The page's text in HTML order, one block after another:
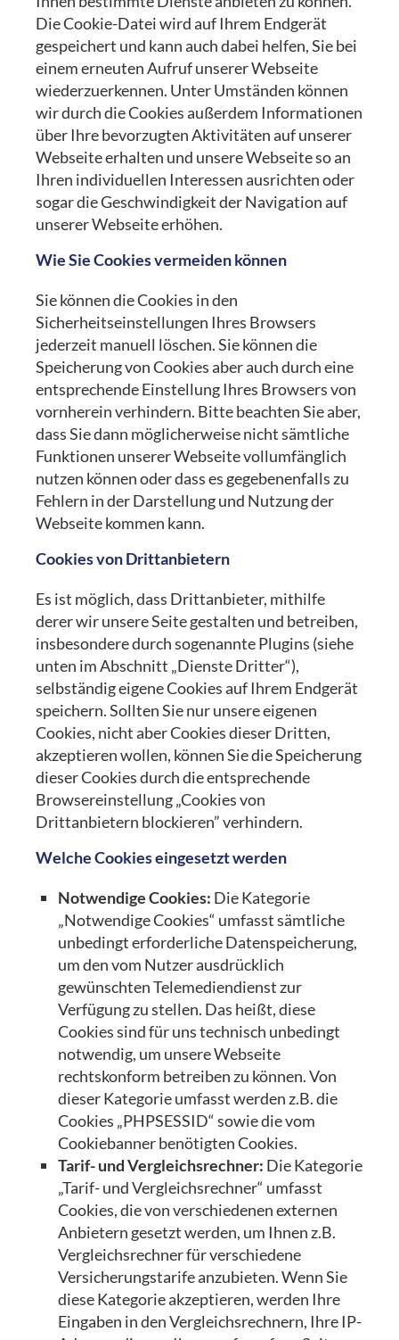
Die Cookie-Datei wird auf Ihrem Endgerät
gespeichert und kann auch dabei helfen, Sie bei
einem erneuten Aufruf unserer Webseite
wiederzuerkennen. Unter Umständen können
wir durch die Cookies außerdem Informationen
über Ihre bevorzugten Aktivitäten auf unserer
Webseite erhalten und unsere Webseite so an
Ihren individuellen Interessen ausrichten oder
sogar die Geschwindigkeit der Navigation auf
unserer Webseite erhöhen.
Wie Sie Cookies vermeiden können
Sie können die Cookies in den
Sicherheitseinstellungen Ihres Browsers
jederzeit manuell löschen. Sie können die
Speicherung von Cookies aber auch durch eine
entsprechende Einstellung Ihres Browsers von
vornherein verhindern. Bitte beachten Sie aber,
dass Sie dann möglicherweise nicht sämtliche
Funktionen unserer Webseite vollumfänglich
nutzen können oder dass es gegebenenfalls zu
Fehlern in der Darstellung und Nutzung der
Webseite kommen kann.
Cookies von Drittanbietern
Es ist möglich, dass Drittanbieter, mithilfe
derer wir unsere Seite gestalten und betreiben,
insbesondere durch sogenannte Plugins (siehe
unten im Abschnitt „Dienste Dritter“),
selbständig eigene Cookies auf Ihrem Endgerät
speichern. Sollten Sie nur unsere eigenen
Cookies, nicht aber Cookies dieser Dritten,
akzeptieren wollen, können Sie die Speicherung
dieser Cookies durch die entsprechende
Browsereinstellung „Cookies von
Drittanbietern blockieren” verhindern.
Welche Cookies eingesetzt werden
Notwendige Cookies: Die Kategorie
„Notwendige Cookies“ umfasst sämtliche
unbedingt erforderliche Datenspeicherung,
um den vom Nutzer ausdrücklich
gewünschten Telemediendienst zur
Verfügung zu stellen. Das heißt, diese
Cookies sind für uns technisch unbedingt
notwendig, um unsere Webseite
rechtskonform betreiben zu können. Von
dieser Kategorie umfasst werden z.B. die
Cookies „PHPSESSID“ sowie die vom
Cookiebanner benötigten Cookies.
Tarif- und Vergleichsrechner: Die Kategorie
„Tarif- und Vergleichsrechner“ umfasst
Cookies, die von verschiedenen externen
Anbietern gesetzt werden, um Ihnen z.B.
Vergleichsrechner für verschiedene
Versicherungstarife anzubieten. Wenn Sie
diese Kategorie akzeptieren, werden Ihre
Eingaben in den Vergleichsrechnern, Ihre IP-